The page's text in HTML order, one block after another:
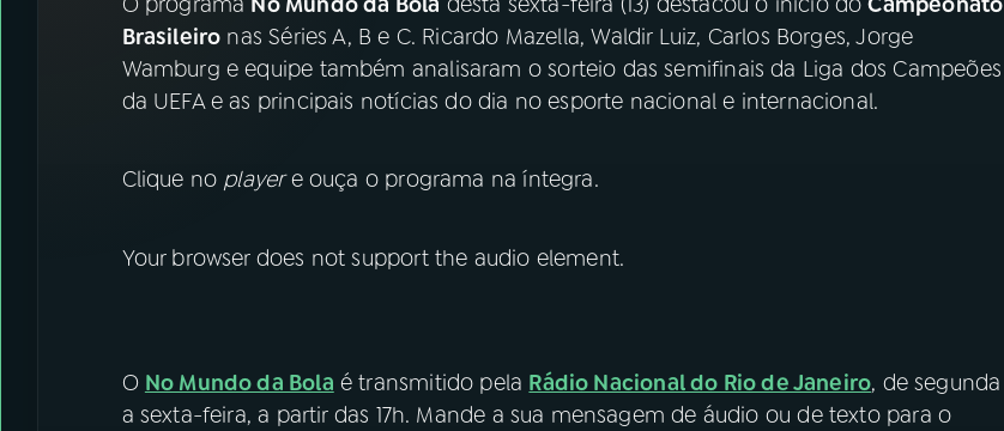
FESTIVAL DE MÚSICA
ACOMPANHE A RÁDIO NACIONAL
Brasileiro nas Séries A, B e C. Ricardo Mazella, Waldir Luiz, Carlos Borges, Jorge
Wamburg e equipe também analisaram o sorteio das semifinais da Liga dos Campeões
da UEFA e as principais notícias do dia no esporte nacional e internacional.
Clique no playere ouça o programa na íntegra.
Your browser does not support the audio element.
O No Mundo da Bola é transmitido pela Rádio Nacional do Rio de Janeiro, de segunda
a sexta-feira, a partir das 17h. Mande a sua mensagem de áudio ou de texto para o